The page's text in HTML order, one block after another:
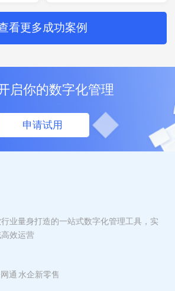
看更多成功案例
启你的数字化管理
申请试用
业量身打造的一站式数字化管理工具，实
效运营
通 水企新零售